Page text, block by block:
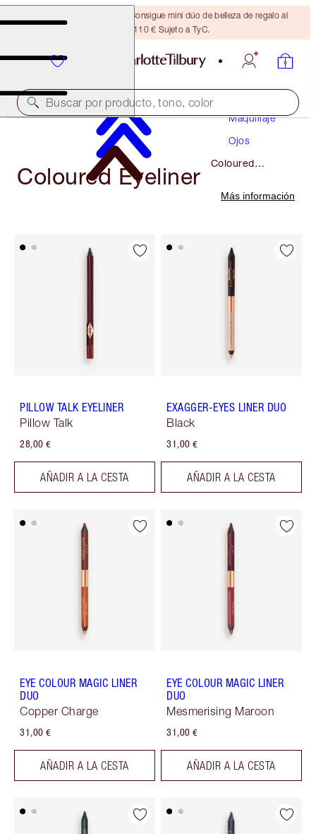
¡ÚLTIMA OPORTUNIDAD! Consigue mini dúo de belleza de regalo al
gastar 110 € Sujeto a TyC.
Buscar por producto, tono, color
Maquillaje
Ojos
Coloured
Coloured Eyeliner
Más información
PILLOW TALK EYELINER
Pillow Talk
28,00 €
AÑADIR A LA CESTA
EXAGGER-EYES LINER DUO
Black
31,00 €
AÑADIR A LA CESTA
EYE COLOUR MAGIC LINER
DUO
Copper Charge
31,00 €
AÑADIR A LA CESTA
EYE COLOUR MAGIC LINER
DUO
Mesmerising Maroon
31,00 €
AÑADIR A LA CESTA